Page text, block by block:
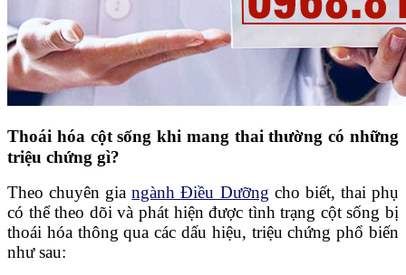
Thoái hóa cột sống khi mang thai thường có những
triệu chứng gì?
Theo chuyên giangành Điều Dưỡng cho biết, thai phụ
có thể theo dõi và phát hiện được tình trạng cột sống bị
thoái hóa thông qua các dấu hiệu, triệu chứng phổ biến
như sau: